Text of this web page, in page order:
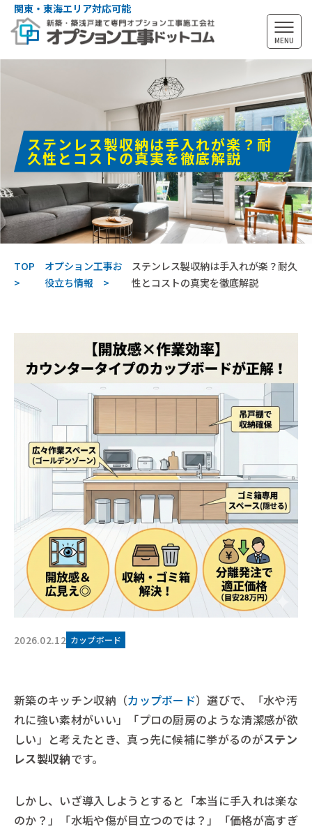
関東・東海エリア対応可能
MENU
ステンレス製収納は手入れが楽？耐
久性とコストの真実を徹底解説
TOP
オプション工事お
役立ち情報
ステンレス製収納は手入れが楽？耐久
性とコストの真実を徹底解説
2026.02.12 カップボード
新築のキッチン収納（カップボード）選びで、「水や汚
れに強い素材がいい」「プロの厨房のような清潔感が欲
しい」と考えたとき、真っ先に候補に挙がるのがステン
レス製収納です。
しかし、いざ導入しようとすると「本当に手入れは楽な
のか？」「水垢や傷が目立つのでは？」「価格が高すぎ